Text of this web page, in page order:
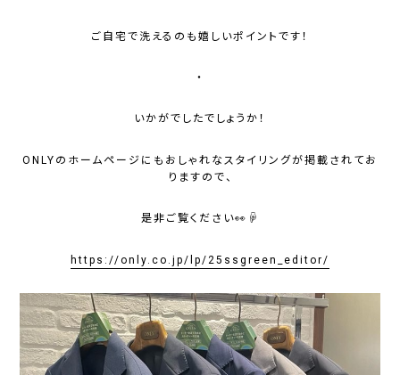
ご自宅で洗えるのも嬉しいポイントです！
・
いかがでしたでしょうか！
ONLYのホームページにもおしゃれなスタイリングが掲載されてお
りますので、
是非ご覧ください👀☟
https://only.co.jp/lp/25ssgreen_editor/